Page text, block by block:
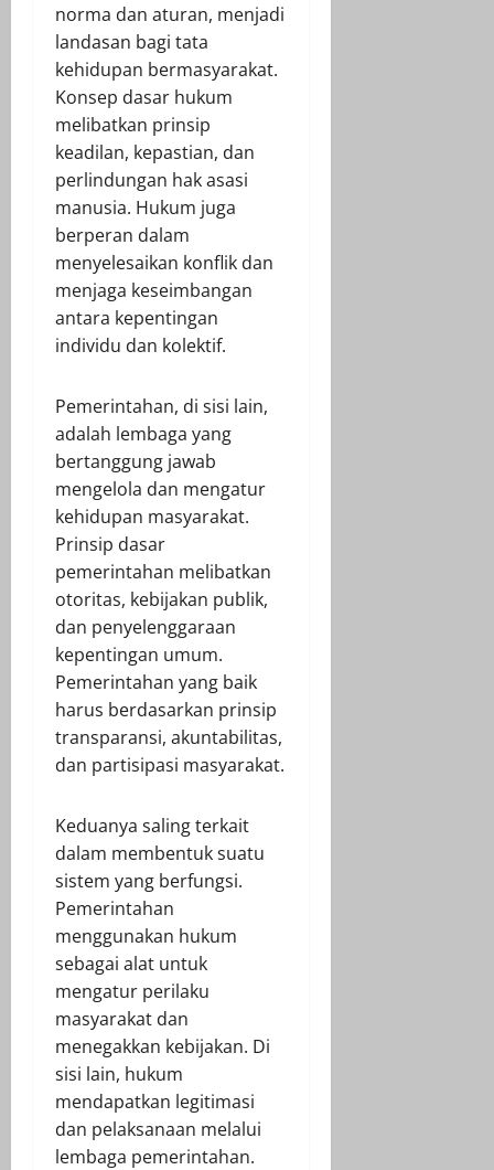
norma dan aturan, menjadi
landasan bagi tata
kehidupan bermasyarakat.
Konsep dasar hukum
melibatkan prinsip
keadilan, kepastian, dan
perlindungan hak asasi
manusia. Hukum juga
berperan dalam
menyelesaikan konflik dan
menjaga keseimbangan
antara kepentingan
individu dan kolektif.
Pemerintahan, di sisi lain,
adalah lembaga yang
bertanggung jawab
mengelola dan mengatur
kehidupan masyarakat.
Prinsip dasar
pemerintahan melibatkan
otoritas, kebijakan publik,
dan penyelenggaraan
kepentingan umum.
Pemerintahan yang baik
harus berdasarkan prinsip
transparansi, akuntabilitas,
dan partisipasi masyarakat.
Keduanya saling terkait
dalam membentuk suatu
sistem yang berfungsi.
Pemerintahan
menggunakan hukum
sebagai alat untuk
mengatur perilaku
masyarakat dan
menegakkan kebijakan. Di
sisi lain, hukum
mendapatkan legitimasi
dan pelaksanaan melalui
lembaga pemerintahan.